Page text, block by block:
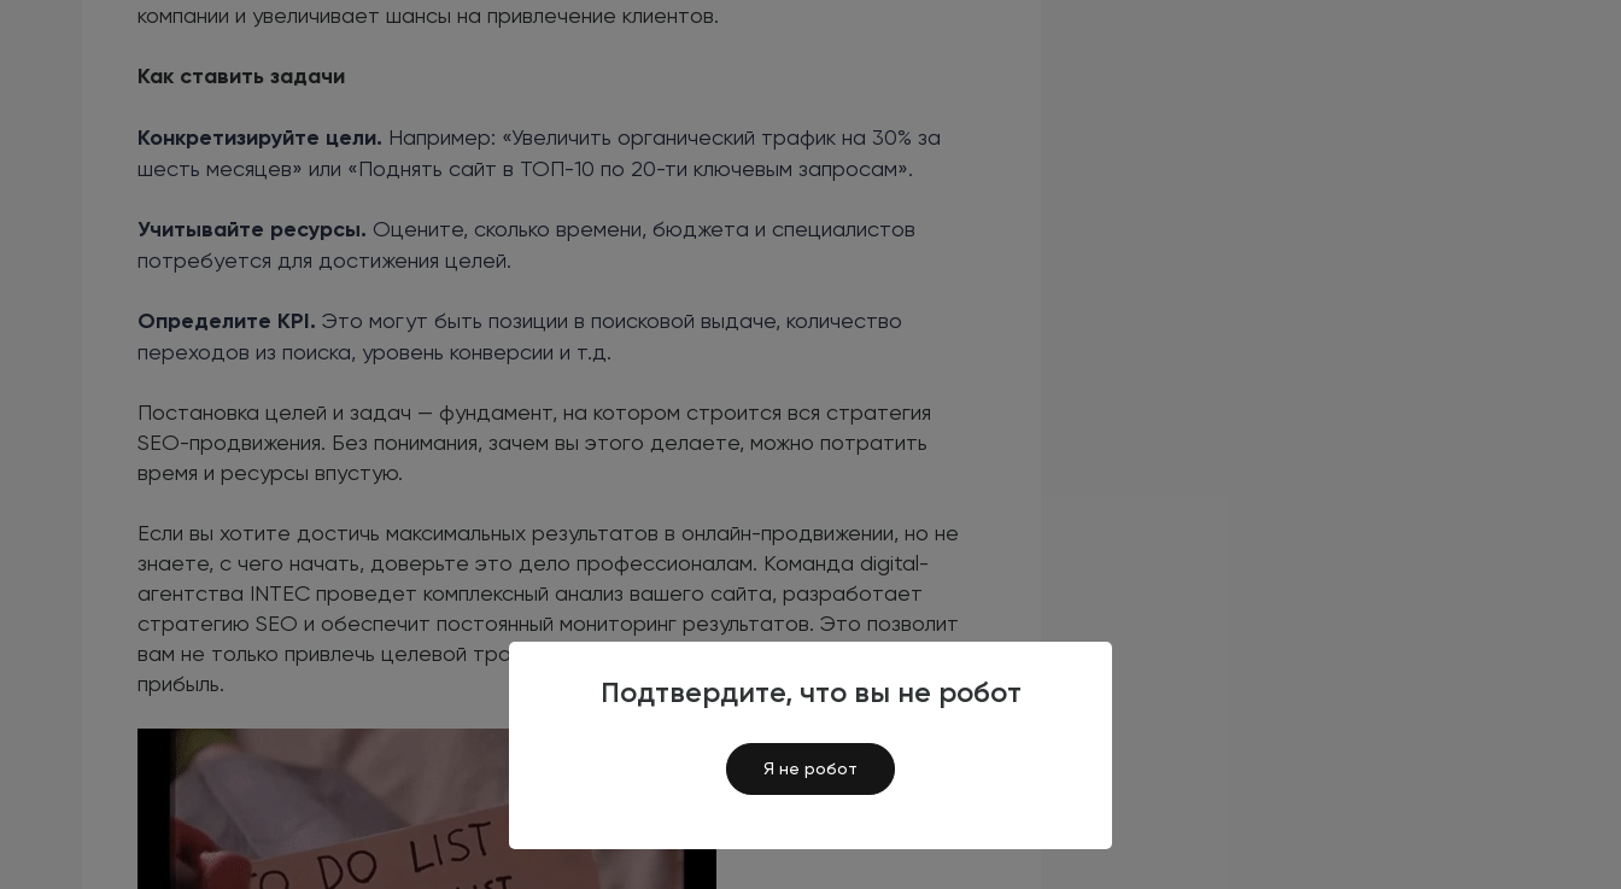
Подтвердите, что вы не робот
Я не робот
компании и увеличивает шансы на привлечение клиентов.
Как ставить задачи
Конкретизируйте цели. Например: «Увеличить органический трафик на 30% за
шесть месяцев» или «Поднять сайт в ТОП-10 по 20-ти ключевым запросам».
Учитывайте ресурсы. Оцените, сколько времени, бюджета и специалистов
потребуется для достижения целей.
Определите KPI. Это могут быть позиции в поисковой выдаче, количество
переходов из поиска, уровень конверсии и т.д.
Постановка целей и задач — фундамент, на котором строится вся стратегия
SEO-продвижения. Без понимания, зачем вы этого делаете, можно потратить
время и ресурсы впустую.
Если вы хотите достичь максимальных результатов в онлайн-продвижении, но не
знаете, с чего начать, доверьте это дело профессионалам. Команда digital-
агентства INTEC проведет комплексный анализ вашего сайта, разработает
стратегию SEO и обеспечит постоянный мониторинг результатов. Это позволит
вам не только привлечь целевой трафик, но и значительно повысить конверсию и
прибыль.